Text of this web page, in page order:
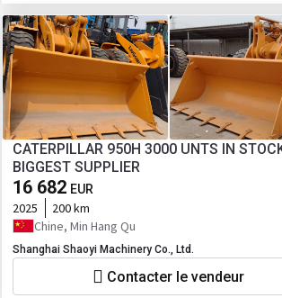
CATERPILLAR 950H 3000 UNTS IN
BIGGEST SUPPLIER
16 682 EUR
2025
200 km
Chine, Min Hang Qu
Shanghai Shaoyi Machinery Co., Ltd.
Contacter le vendeur